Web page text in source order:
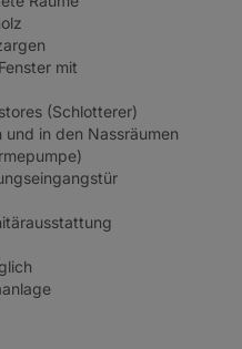
mit
(Schlotterer)
und in den Nassräumen